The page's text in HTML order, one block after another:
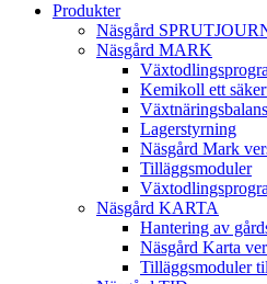
Produkter
Näsgård
Näsgård MARK
Kemikoll ett
Växtnäringsbalans
Lagerstyrning
Näsgård Mark
Tilläggsmoduler
Näsgård KARTA
Hantering av
Näsgård Karta
Tilläggsmoduler